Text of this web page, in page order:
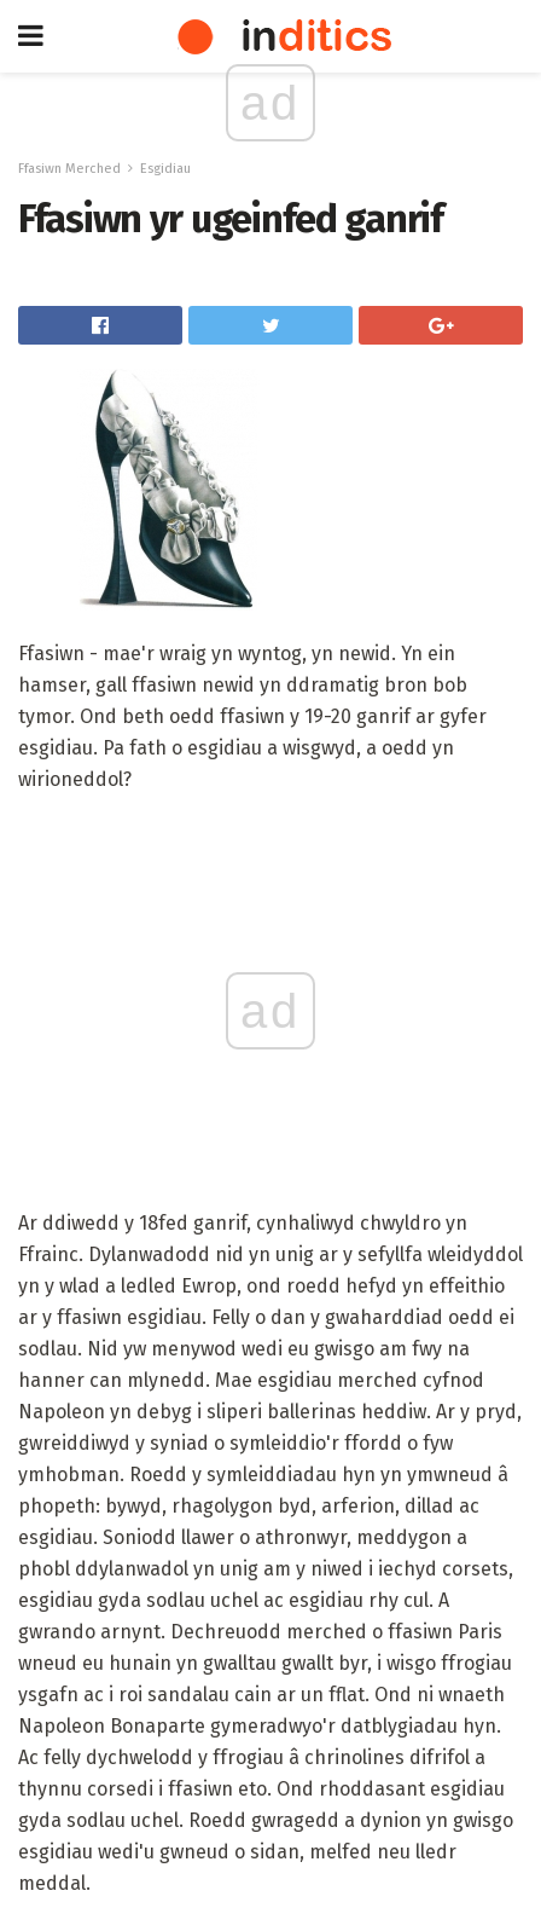
ad
Ffasiwn Merched Esgidiau
Ffasiwn yr ugeinfed ganrif
Ffasiwn - mae'r wraig yn wyntog, yn newid. Yn ein
hamser, gall ffasiwn newid yn ddramatig bron bob
tymor. Ond beth oedd ffasiwn y 19-20 ganrif ar gyfer
esgidiau. Pa fath o esgidiau a wisgwyd, a oedd yn
wirioneddol?
ad
Ar ddiwedd y 18fed ganrif, cynhaliwyd chwyldro yn
Ffrainc. Dylanwadodd nid yn unig ar y sefyllfa wleidyddol
yn y wlad a ledled Ewrop, ond roedd hefyd yn effeithio
ar y ffasiwn esgidiau. Felly o dan y gwaharddiad oedd ei
sodlau. Nid yw menywod wedi eu gwisgo am fwy na
hanner can mlynedd. Mae esgidiau merched cyfnod
Napoleon yn debyg i sliperi ballerinas heddiw. Ar y pryd,
gwreiddiwyd y syniad o symleiddio'r ffordd o fyw
ymhobman. Roedd y symleiddiadau hyn yn ymwneud â
phopeth: bywyd, rhagolygon byd, arferion, dillad ac
esgidiau. Soniodd llawer o athronwyr, meddygon a
phobl ddylanwadol yn unig am y niwed i iechyd corsets,
esgidiau gyda sodlau uchel ac esgidiau rhy cul. A
gwrando arnynt. Dechreuodd merched o ffasiwn Paris
wneud eu hunain yn gwalltau gwallt byr, i wisgo ffrogiau
ysgafn ac i roi sandalau cain ar un fflat. Ond ni wnaeth
Napoleon Bonaparte gymeradwyo'r datblygiadau hyn.
Ac felly dychwelodd y ffrogiau â chrinolines difrifol a
thynnu corsedi i ffasiwn eto. Ond rhoddasant esgidiau
gyda sodlau uchel. Roedd gwragedd a dynion yn gwisgo
esgidiau wedi'u gwneud o sidan, melfed neu lledr
meddal.